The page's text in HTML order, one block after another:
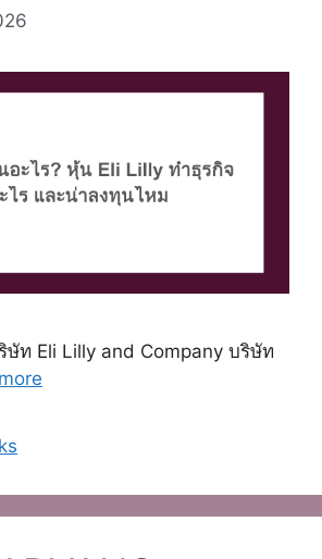
ษัท Eli Lilly and Company บริษัท